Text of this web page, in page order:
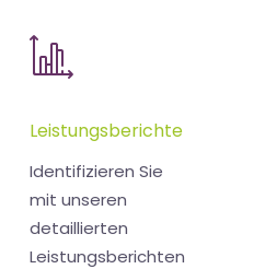
Leistungsberichte
Identifizieren Sie
mit unseren
detaillierten
Leistungsberichten